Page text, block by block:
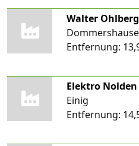
Walter
Entfernung:
Elektro Nolden
Einig
Entfernung: